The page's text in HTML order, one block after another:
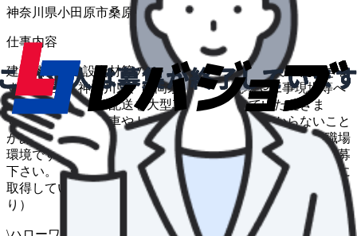
神奈川県小田原市桑原６７−１
仕事内容
建設機械や建設資材等の運搬、配送をおこなっていただきま
す。 ○主に神奈川県、静岡県内の建設現場や工事現場等へ
と 建設機械の配送を大型車にて配送していただきま
す。 （ユニック車やトレーラーも有） ◆わからないこと
があれば、いつでも周囲のスタッフに協力を頼め る職場
環境です。 ◆未経験の方は教えますので、安心してご応募
下さい。 ◆大型自動車免許を持っていない方は、入社後に
取得していただき ます。（取得費用は会社負担あ
り） 変更範囲：営業、修理